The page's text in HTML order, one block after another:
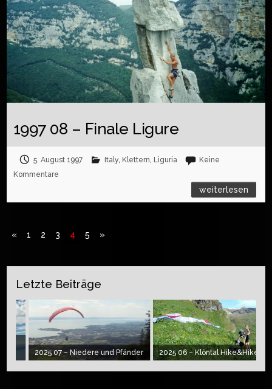
1997 08 – Finale Ligure
5. August 1997 Italy, Klettern, Liguria
Keine
Kommentare
weiterlesen
« 1 2 3 4 5 »
Letzte Beiträge
2025 07 – Niedere und Pfänder 2025 06 – Klöntal Hike&Hike